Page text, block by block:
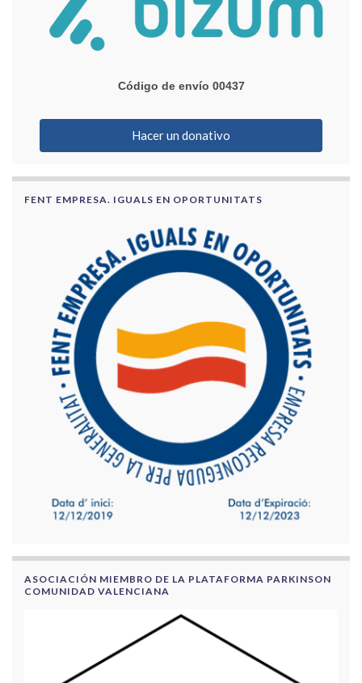
Código de envío 00437
Hacer un donativo
FENT EMPRESA. IGUALS EN OPORTUNITATS
ASOCIACIÓN MIEMBRO DE LA PLATAFORMA PARKINSON
COMUNIDAD VALENCIANA